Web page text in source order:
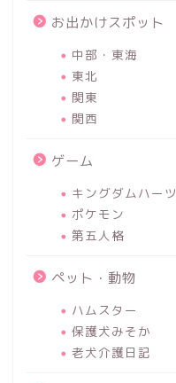
お出かけスポット
中部・東海
東北
関東
関西
ゲーム
キングダムハーツ
ポケモン
第五人格
ペット・動物
ハムスター
保護犬みそか
老犬介護日記